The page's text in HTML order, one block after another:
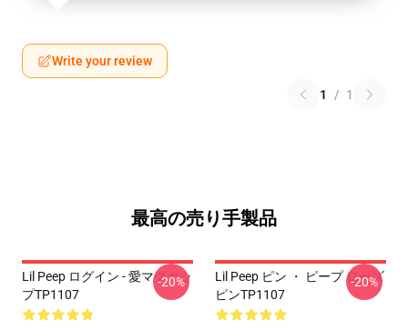
Write your review
1 / 1
最高の売り手製品
Lil Peep ログイン - 愛マグカッ
プTP1107
-20%
Lil Peep ピン ・ ピープ ローズ
ピンTP1107
-20%